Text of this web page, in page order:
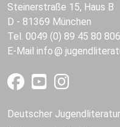
Steinerstraße 15, Haus B
D - 81369 München
Tel. 0049 (0) 89 45 80 806
E-Mail info
Deutscher